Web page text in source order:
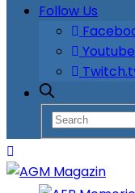
Follow Us
Youtube